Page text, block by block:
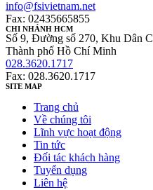
info@fsivietnam.net
Fax: 02435665855
CHI NHÁNH HCM
Số 9, Đường số 270, Khu Dân
Thành phố Hồ Chí Minh
028.3620.1717
Fax: 028.3620.1717
SITE MAP
Trang chủ
Về chúng tôi
Lĩnh vực hoạt động
Tin tức
Đối tác khách hàng
Tuyển dụng
Liên hệ